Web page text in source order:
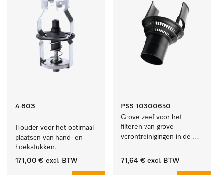
A 803
Houder voor het optimaal
plaatsen van hand- en
hoekstukken.
171,00 € excl. BTW
PSS 10300650
Grove zeef voor het
filteren van grove
verontreinigingen in de
71,64 € excl. BTW